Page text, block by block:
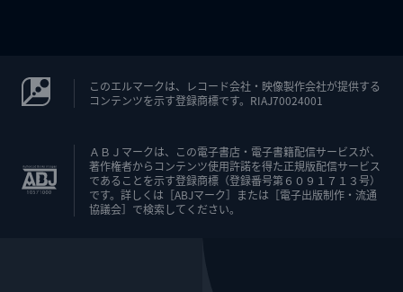
このエルマークは、レコード会社・映像製作会社が提供する
コンテンツを示す登録商標です。RIAJ70024001
ＡＢＪマークは、この電子書店・電子書籍配信サービスが、
著作権者からコンテンツ使用許諾を得た正規版配信サービス
であることを示す登録商標（登録番号第６０９１７１３号）
です。詳しくは［ABJマーク］または［電子出版制作・流通
協議会］で検索してください。